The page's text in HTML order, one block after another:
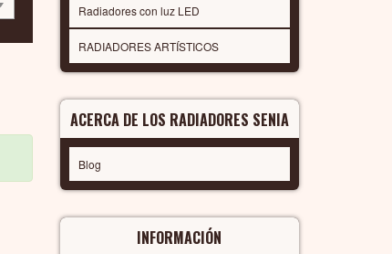
Radiadores con luz LED
RADIADORES ARTÍSTICOS
ACERCA DE LOS RADIADORES SENIA
Blog
INFORMACIÓN